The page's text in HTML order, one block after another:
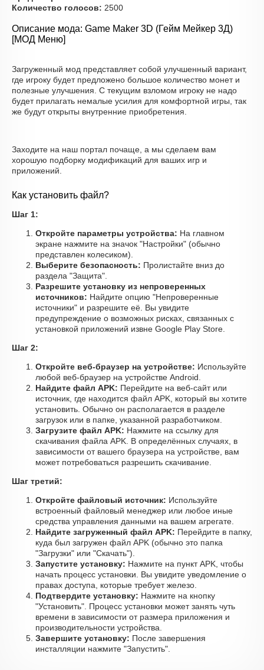
Количество голосов: 2500
Описание мода: Game Maker 3D (Гейм Мейкер 3Д)
[МОД Меню]
Загруженный мод представляет собой улучшенный вариант,
где игроку будет предложено большое количество монет и
полезные улучшения. С текущим взломом игроку не надо
будет прилагать немалые усилия для комфортной игры, так
же будут открыты внутренние приобретения.
Заходите на наш портал почаще, а мы сделаем вам
хорошую подборку модификаций для ваших игр и
приложений.
Как установить файл?
Шаг 1:
Откройте параметры устройства: На главном
экране нажмите на значок "Настройки" (обычно
представлен колесиком).
Выберите безопасность: Пролистайте вниз до
раздела "Защита".
Разрешите установку из непроверенных
источников: Найдите опцию "Непроверенные
источники" и разрешите её. Вы увидите
предупреждение о возможных рисках, связанных с
установкой приложений извне Google Play Store.
Шаг 2:
Откройте веб-браузер на устройстве: Используйте
любой веб-браузер на устройстве Android.
Найдите файл APK: Перейдите на веб-сайт или
источник, где находится файл APK, который вы хотите
установить. Обычно он располагается в разделе
загрузок или в папке, указанной разработчиком.
Загрузите файл APK: Нажмите на ссылку для
скачивания файла APK. В определённых случаях, в
зависимости от вашего браузера на устройстве, вам
может потребоваться разрешить скачивание.
Шаг третий:
Откройте файловый источник: Используйте
встроенный файловый менеджер или любое иные
средства управления данными на вашем агрегате.
Найдите загруженный файл APK: Перейдите в папку,
куда был загружен файл APK (обычно это папка
"Загрузки" или "Скачать").
Запустите установку: Нажмите на пункт APK, чтобы
начать процесс установки. Вы увидите уведомление о
правах доступа, которые требует железо.
Подтвердите установку: Нажмите на кнопку
"Установить". Процесс установки может занять чуть
времени в зависимости от размера приложения и
производительности устройства.
Завершите установку: После завершения
инсталляции нажмите "Запустить".